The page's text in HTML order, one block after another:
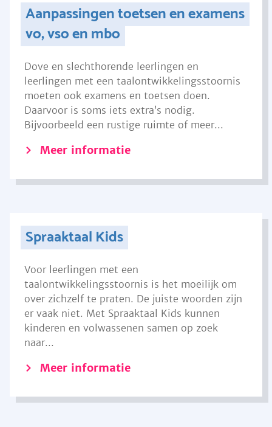
Aanpassingen toetsen en examens
vo, vso en mbo
Dove en slechthorende leerlingen en
leerlingen met een taalontwikkelingsstoornis
moeten ook examens en toetsen doen.
Daarvoor is soms iets extra’s nodig.
Bijvoorbeeld een rustige ruimte of meer...
Meer informatie
Spraaktaal Kids
Voor leerlingen met een
taalontwikkelingsstoornis is het moeilijk om
over zichzelf te praten. De juiste woorden zijn
er vaak niet. Met Spraaktaal Kids kunnen
kinderen en volwassenen samen op zoek
naar...
Meer informatie